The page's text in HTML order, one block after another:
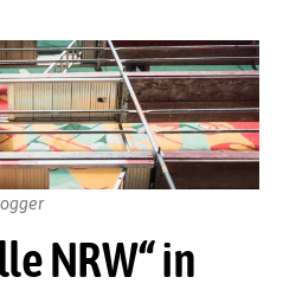
NRW“ in